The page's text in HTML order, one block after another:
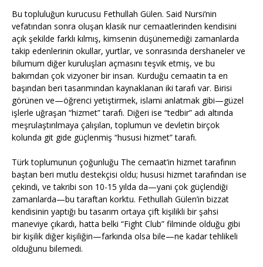
Bu topluluğun kurucusu Fethullah Gülen. Said Nursi’nin
vefatından sonra oluşan klasik nur cemaatlerinden kendisini
açık şekilde farklı kılmış, kimsenin düşünemediği zamanlarda
takip edenlerinin okullar, yurtlar, ve sonrasında dershaneler ve
bilumum diğer kuruluşları açmasını teşvik etmiş, ve bu
bakımdan çok vizyoner bir insan. Kurduğu cemaatin ta en
başından beri tasarımından kaynaklanan iki tarafı var. Birisi
görünen ve—öğrenci yetiştirmek, islami anlatmak gibi—güzel
işlerle uğraşan “hizmet” tarafı. Diğeri ise “tedbir” adı altında
meşrulaştırılmaya çalışılan, toplumun ve devletin birçok
kolunda git gide güçlenmiş “hususi hizmet” tarafı.
Türk toplumunun çoğunluğu The cemaat’in hizmet tarafının
baştan beri mutlu destekçisi oldu; hususi hizmet tarafından ise
çekindi, ve takribi son 10-15 yılda da—yani çok güçlendiği
zamanlarda—bu taraftan korktu. Fethullah Gülen’in bizzat
kendisinin yaptığı bu tasarım ortaya çift kişilikli bir şahsi
maneviye çıkardı, hatta belki “Fight Club” filminde olduğu gibi
bir kişilik diğer kişiliğin—farkında olsa bile—ne kadar tehlikeli
olduğunu bilemedi.